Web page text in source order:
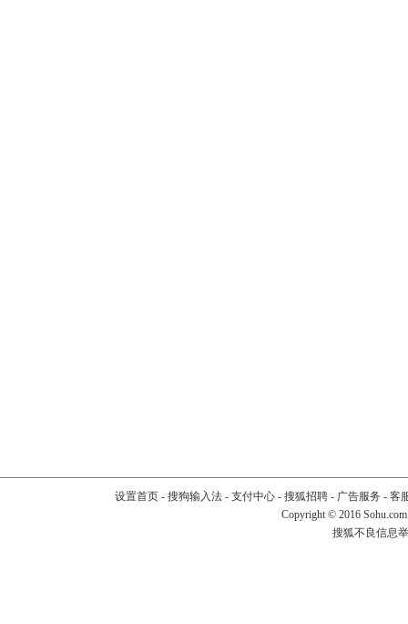
设置首页- 搜狗输入法- 支付中心- 搜狐招聘- 广告服务 - 客
Copyright © 2016
搜狐不良信息